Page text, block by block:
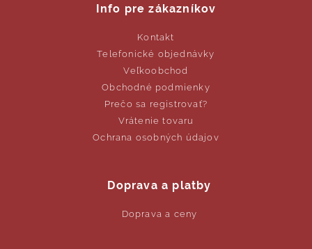
Info pre zákazníkov
Kontakt
Telefonické objednávky
Veľkoobchod
Obchodné podmienky
Prečo sa registrovať?
Vrátenie tovaru
Ochrana osobných údajov
Doprava a platby
Doprava a ceny